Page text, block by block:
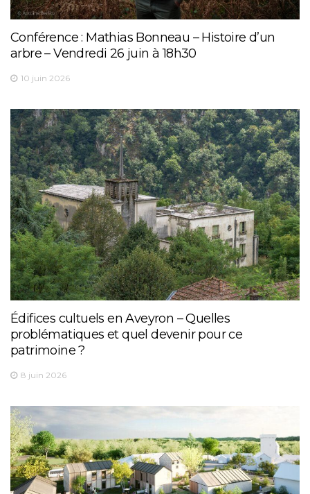
Conférence : Mathias Bonneau – Histoire d’un
arbre – Vendredi 26 juin à 18h30
10 juin 2026
Édifices cultuels en Aveyron – Quelles
problématiques et quel devenir pour ce
patrimoine ?
8 juin 2026